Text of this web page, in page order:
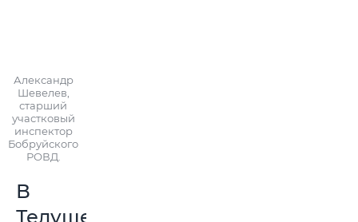
Александр
Шевелев,
старший
участковый
инспектор
Бобруйского
РОВД.
В
Телуше